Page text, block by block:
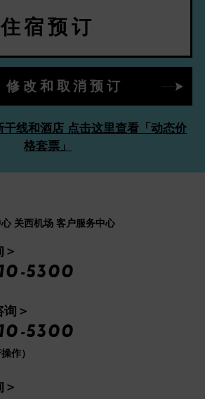
住宿预订
修改和取消预订
干线和酒店 点击这里查看「动态价
格套票」
关西机场 客户服务中心
5300
＞
5300
作）